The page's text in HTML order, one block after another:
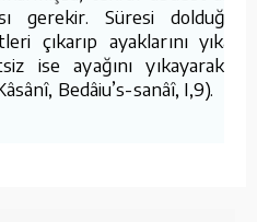
gerekir. Süresi
çıkarıp ayaklarını
ise ayağını yıkayarak
Bedâiu’s-sanâî, I,9).